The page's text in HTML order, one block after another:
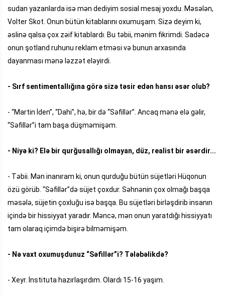
sudan yazanlarda isə mən dediyim sosial mesaj yoxdu. Məsələn,
Volter Skot. Onun bütün kitablarını oxumuşam. Sizə deyim ki,
əslinə qalsa çox zəif kitablardı. Bu təbii, mənim fikrimdi. Sadəcə
onun şotland ruhunu reklam etməsi və bunun arxasında
dayanması mənə ləzzət eləyirdi.
- Sırf sentimentallığına görə sizə təsir edən hansı əsər olub?
- “Martin İden”, “Dahi”, hə, bir də “Səfillər”. Ancaq mənə elə gəlir,
“Səfillər”i tam başa düşməmişəm.
- Niyə ki? Elə bir qurğusallığı olmayan, düz, realist bir əsərdir...
- Təbii. Mən inanıram ki, onun qurduğu bütün süjetləri Hüqonun
özü görüb. “Səfillər”də süjet çoxdur. Səhnənin çox olmağı başqa
məsələ, süjetin çoxluğu isə başqa. Bu süjetləri birləşdirib insanın
içində bir hissiyyat yaradır. Məncə, mən onun yaratdığı hissiyyatı
tam olaraq içimdə bişirə bilməmişəm.
- Nə vaxt oxumuşdunuz “Səfillər”i? Tələbəlikdə?
- Xeyr. İnstituta hazırlaşırdım. Olardı 15-16 yaşım.